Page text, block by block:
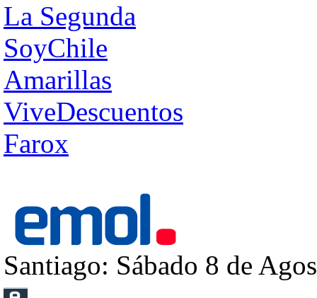
La Segunda
SoyChile
Amarillas
ViveDescuentos
Farox
Santiago: Sábado 8 de